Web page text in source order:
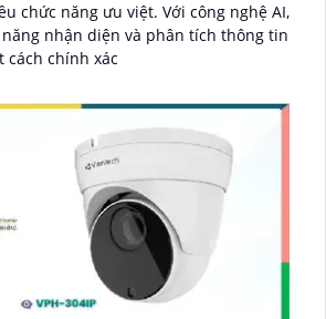
ưu việt. Với công nghệ AI,
nhận diện và phân tích thông tin
chính xác